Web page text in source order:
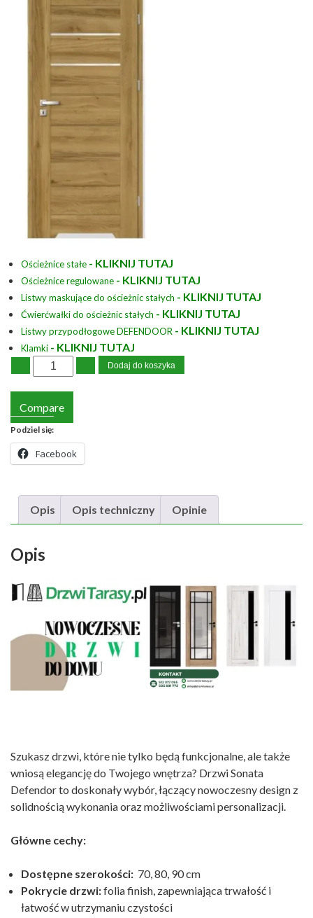
Ościeżnice stałe - KLIKNIJ TUTAJ
Ościeżnice regulowane - KLIKNIJ TUTAJ
Listwy maskujące do ościeżnic stałych - KLIKNIJ TUTAJ
Ćwierćwałki do ościeżnic stałych - KLIKNIJ TUTAJ
Listwy przypodłogowe DEFENDOOR - KLIKNIJ TUTAJ
Klamki - KLIKNIJ TUTAJ
Dodaj do koszyka
Compare
Podziel się:
Facebook
Opis Opis techniczny Opinie
Opis
Szukasz drzwi, które nie tylko będą funkcjonalne, ale także
wniosą elegancję do Twojego wnętrza? Drzwi Sonata
Defendor to doskonały wybór, łączący nowoczesny design z
solidnością wykonania oraz możliwościami personalizacji.
Główne cechy:
Dostępne szerokości: 70, 80, 90 cm
Pokrycie drzwi:folia finish, zapewniająca trwałość i
łatwość w utrzymaniu czystości